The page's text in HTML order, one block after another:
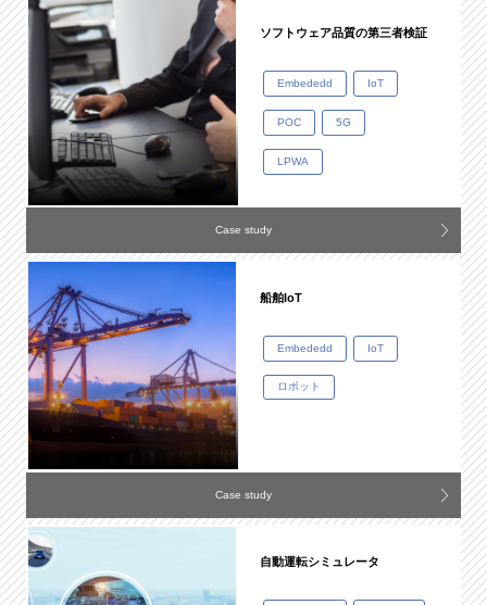
Case study
ソフトウェア品質の第三者検証
Embededd IoT
POC 5G
LPWA
Case study
船舶IoT
Embededd IoT
ロボット
自動運転シミュレータ